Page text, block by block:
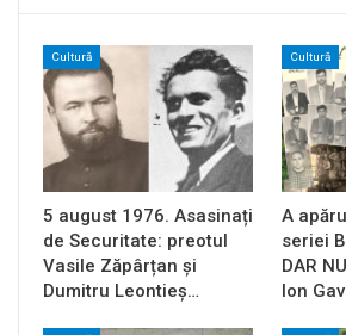
Cultură
5 august 1976. Asasinați
de Securitate: preotul
Vasile Zăpârțan și
Dumitru Leontieș…
Cultură
A
seriei
DAR
Ion